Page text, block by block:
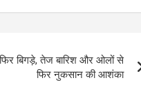
बिगड़े, तेज बारिश और ओलों से
फिर नुकसान की आशंका